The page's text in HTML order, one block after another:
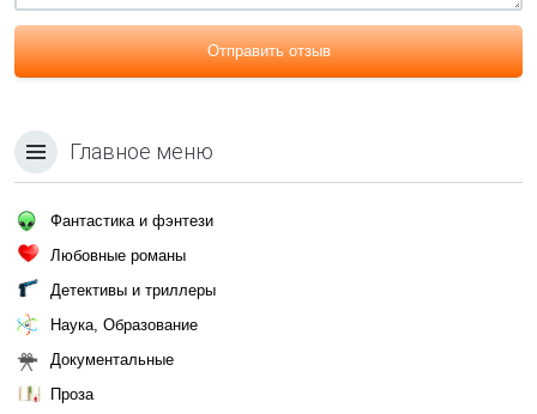
Отправить отзыв
Главное меню
Фантастика и фэнтези
Любовные романы
Детективы и триллеры
Наука, Образование
Документальные
Проза